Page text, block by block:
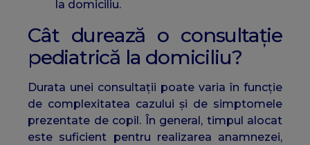
la domiciliu.
Cât durează o consultație
pediatrică la domiciliu?
Durata unei consultații poate varia în funcție
de complexitatea cazului și de simptomele
prezentate de copil. În general, timpul alocat
este suficient pentru realizarea anamnezei,